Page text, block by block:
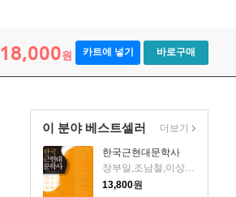
18,000원 카트에 넣기 바로구매
이 분야 베스트셀러
한국근현대문학사
장부일,조남철,이상진 공저
13,800원
더보기